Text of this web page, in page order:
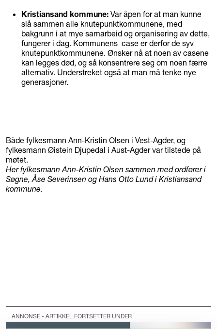
Kristiansand kommune: Var åpen for at man kunne
slå sammen alle knutepunktkommunene, med
bakgrunn i at mye samarbeid og organisering av dette,
fungerer i dag. Kommunens case er derfor de syv
knutepunktkommunene. Ønsker nå at noen av casene
kan legges død, og så konsentrere seg om noen færre
alternativ. Understreket også at man må tenke nye
generasjoner.
Både fylkesmann Ann-Kristin Olsen i Vest-Agder, og
fylkesmann Øistein Djupedal i Aust-Agder var tilstede på
møtet.
Her fylkesmann Ann-Kristin Olsen sammen med ordfører i
Søgne, Åse Severinsen og Hans Otto Lund i Kristiansand
kommune.
ANNONSE - ARTIKKEL FORTSETTER UNDER